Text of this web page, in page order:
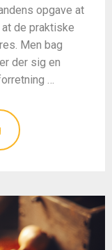
opgave at
de praktiske
Men bag
der sig en
…